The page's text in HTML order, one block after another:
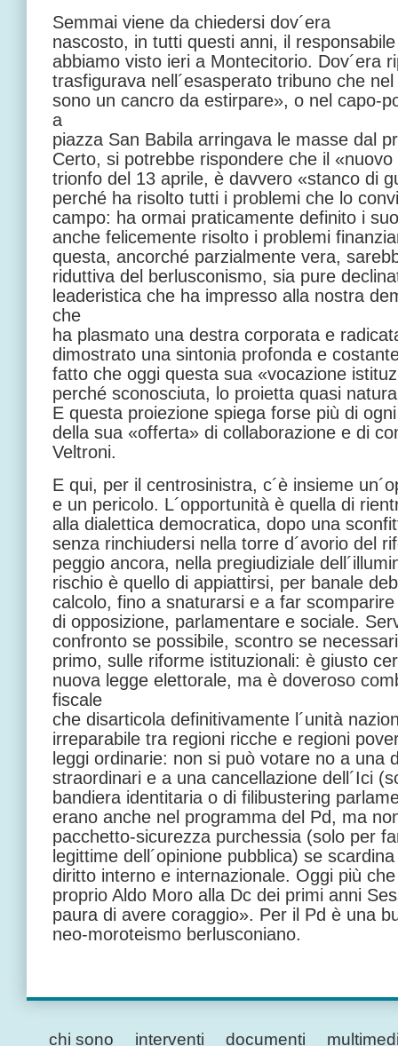
Semmai viene da chiedersi dov´era
nascosto, in tutti questi anni, il
abbiamo visto ieri a Montecitorio. Dov´era
trasfigurava nell´esasperato tribuno che
sono un cancro da estirpare», o nel capo-
a
piazza San Babila arringava le masse dal
Certo, si potrebbe rispondere che il
trionfo del 13 aprile, è davvero «stanco di
perché ha risolto tutti i problemi che lo
campo: ha ormai praticamente definito i
anche felicemente risolto i problemi
questa, ancorché parzialmente vera,
riduttiva del berlusconismo, sia pure
leaderistica che ha impresso alla nostra
che
ha plasmato una destra corporata e
dimostrato una sintonia profonda e
fatto che oggi questa sua «vocazione
perché sconosciuta, lo proietta quasi
E questa proiezione spiega forse più di
della sua «offerta» di collaborazione e di
Veltroni.
E qui, per il centrosinistra, c´è insieme
e un pericolo. L´opportunità è quella di
alla dialettica democratica, dopo una
senza rinchiudersi nella torre d´avorio del
peggio ancora, nella pregiudiziale
rischio è quello di appiattirsi, per banale
calcolo, fino a snaturarsi e a far
di opposizione, parlamentare e sociale.
confronto se possibile, scontro se
primo, sulle riforme istituzionali: è giusto
nuova legge elettorale, ma è doveroso
fiscale
che disarticola definitivamente l´unità
irreparabile tra regioni ricche e regioni
leggi ordinarie: non si può votare no a una
straordinari e a una cancellazione dell´Ici
bandiera identitaria o di filibustering
erano anche nel programma del Pd, ma
pacchetto-sicurezza purchessia (solo per
legittime dell´opinione pubblica) se
diritto interno e internazionale. Oggi più
proprio Aldo Moro alla Dc dei primi anni
paura di avere coraggio». Per il Pd è una
neo-moroteismo berlusconiano.
chi sono interventi documenti